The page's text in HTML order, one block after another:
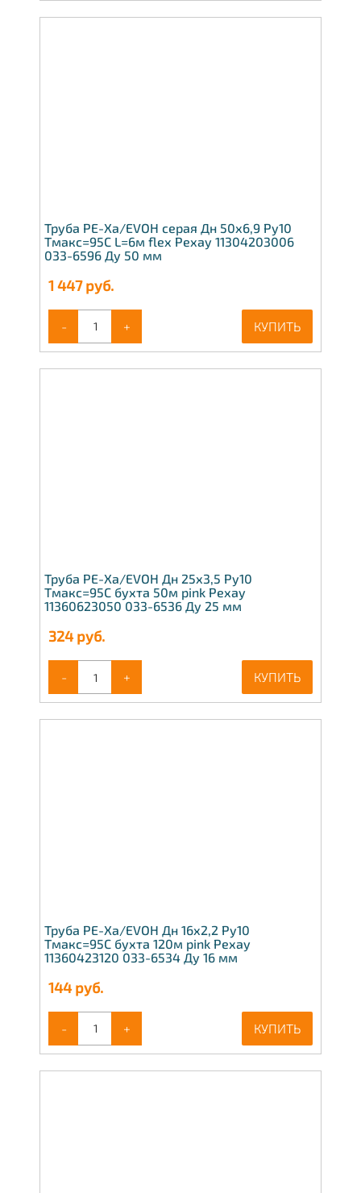
Труба PE-Xa/EVOH серая Дн 50х6,9 Ру10
Тмакс=95C L=6м flex Рехау 11304203006
033-6596 Ду 50 мм
1 447руб.
- + КУПИТЬ
Труба PE-Xa/EVOH Дн 25х3,5 Ру10
Тмакс=95C бухта 50м pink Рехау
11360623050 033-6536 Ду 25 мм
324руб.
- + КУПИТЬ
Труба PE-Xa/EVOH Дн 16х2,2 Ру10
Тмакс=95C бухта 120м pink Рехау
11360423120 033-6534 Ду 16 мм
144руб.
- + КУПИТЬ